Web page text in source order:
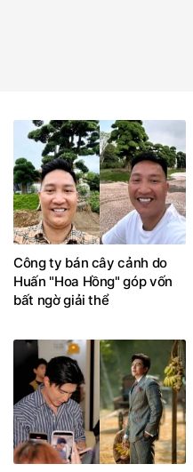
Công ty bán cây cảnh do
Huấn "Hoa Hồng" góp vốn
bất ngờ giải thể